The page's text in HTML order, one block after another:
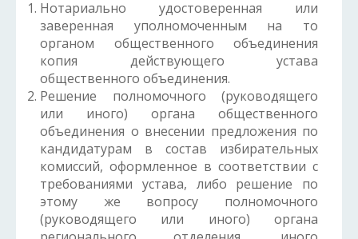
Нотариально удостоверенная или
заверенная уполномоченным на то
органом общественного объединения
копия действующего устава
общественного объединения.
Решение полномочного (руководящего
или иного) органа общественного
объединения о внесении предложения по
кандидатурам в состав избирательных
комиссий, оформленное в соответствии с
требованиями устава, либо решение по
этому же вопросу полномочного
(руководящего или иного) органа